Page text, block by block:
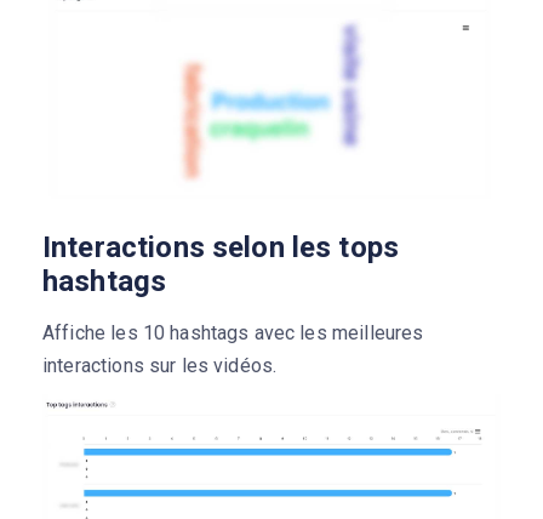
Interactions selon les tops
hashtags
Affiche les 10 hashtags avec les meilleures
interactions sur les vidéos.